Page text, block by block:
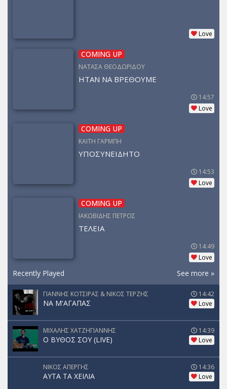
Love
COMING UP
ΝΑΤΑΣΑ ΘΕΟΔΩΡΙΔΟΥ
ΗΤΑΝ ΝΑ ΒΡΕΘΟΥΜΕ
14:57
Love
COMING UP
ΚΑΙΤΗ ΓΑΡΜΠΗ
ΥΠΟΣΥΝΕΙΔΗΤΟ
14:53
Love
COMING UP
ΙΑΚΩΒΙΔΗΣ ΠΕΤΡΟΣ
ΤΕΛΕΙΑ
14:49
Love
Recently Played See more »
ΓΙΑΝΝΗΣ ΚΟΤΣΙΡΑΣ & ΝΙΚΟΣ ΤΕΡΖΗΣ
ΝΑ Μ'ΑΓΑΠΑΣ
14:42
Love
ΜΙΧΑΛΗΣ ΧΑΤΖΗΓΙΑΝΝΗΣ
Ο ΒΥΘΟΣ ΣΟΥ (LIVE)
14:39
Love
ΝΙΚΟΣ ΑΠΕΡΓΗΣ
ΑΥΤΑ ΤΑ ΧΕΙΛΙΑ
14:36
Love